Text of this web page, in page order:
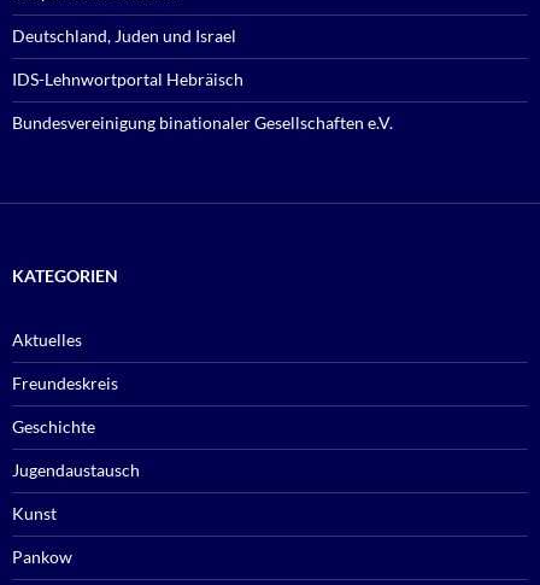
Deutschland, Juden und Israel
IDS-Lehnwortportal Hebräisch
Bundesvereinigung binationaler Gesellschaften e.V.
KATEGORIEN
Aktuelles
Freundeskreis
Geschichte
Jugendaustausch
Kunst
Pankow